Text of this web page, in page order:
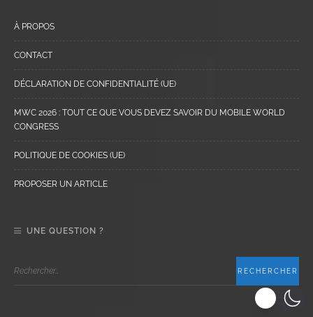
À PROPOS
CONTACT
DÉCLARATION DE CONFIDENTIALITÉ (UE)
MWC 2026 : TOUT CE QUE VOUS DEVEZ SAVOIR DU MOBILE WORLD
CONGRESS
POLITIQUE DE COOKIES (UE)
PROPOSER UN ARTICLE
UNE QUESTION ?